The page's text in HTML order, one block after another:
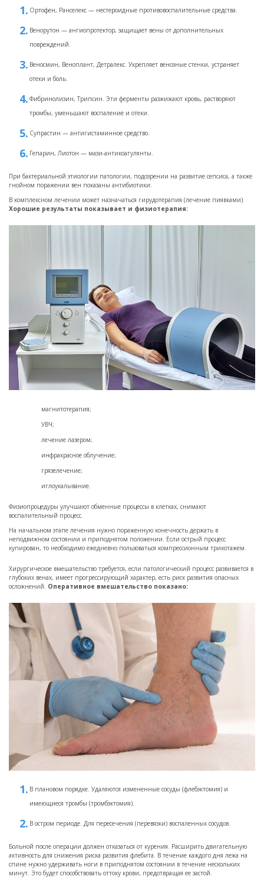
Ортофен, Ранселекс — нестероидные противовоспалительные средства.
Венорутон — ангиопротектор, защищает вены от дополнительных
повреждений.
Веносмин, Веноплант, Детралекс. Укрепляет венозные стенки, устраняет
отеки и боль.
Фибринолизин, Трипсин. Эти ферменты разжижают кровь, растворяют
тромбы, уменьшают воспаление и отеки.
Супрастин — антигистаминное средство.
Гепарин, Лиотон — мази-антикоагулянты.
При бактериальной этиологии патологии, подозрении на развитие сепсиса, а также
гнойном поражении вен показаны антибиотики.
В комплексном лечении может назначаться гирудотерапия (лечение пиявками).
Хорошие результаты показывает и физиотерапия:
магнитотерапия;
УВЧ;
лечение лазером;
инфракрасное облучение;
грязелечение;
иглоукалывание.
Физиопроцедуры улучшают обменные процессы в клетках, снимают
воспалительный процесс.
На начальном этапе лечения нужно пораженную конечность держать в
неподвижном состоянии и приподнятом положении. Если острый процесс
купирован, то необходимо ежедневно пользоваться компрессионным трикотажем.
Хирургическое вмешательство требуется, если патологический процесс развивается в
глубоких венах, имеет прогрессирующий характер, есть риск развития опасных
осложнений. Оперативное вмешательство показано:
В плановом порядке. Удаляются измененные сосуды (флебэктомия) и
имеющиеся тромбы (тромбэктомия).
В остром периоде. Для пересечения (перевязки) воспаленных сосудов.
Больной после операции должен отказаться от курения. Расширить двигательную
активность для снижения риска развития флебита. В течение каждого дня лежа на
спине нужно удерживать ноги в приподнятом состоянии в течение нескольких
минут. Это будет способствовать оттоку крови, предотвращая ее застой.